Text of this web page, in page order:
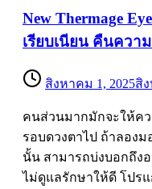
New Thermage
เรียบเนียน คืนควา
สิงหาคม 1, 2025สิ
คนส่วนมากมักจะให้ค
รอบดวงตาไป ถ้าลองม
นั้น สามารถบ่งบอกถึง
ไม่ดูแลรักษาให้ดี โปรแก